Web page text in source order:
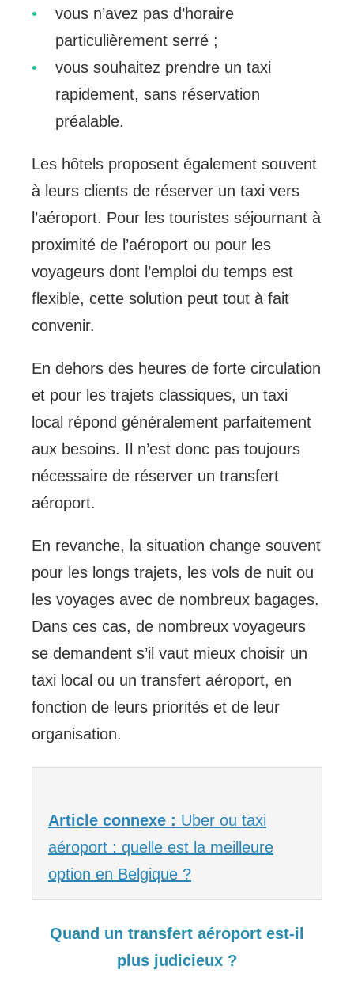
vous n’avez pas d’horaire
particulièrement serré ;
vous souhaitez prendre un taxi
rapidement, sans réservation
préalable.
Les hôtels proposent également souvent
à leurs clients de réserver un taxi vers
l’aéroport. Pour les touristes séjournant à
proximité de l’aéroport ou pour les
voyageurs dont l’emploi du temps est
flexible, cette solution peut tout à fait
convenir.
En dehors des heures de forte circulation
et pour les trajets classiques, un taxi
local répond généralement parfaitement
aux besoins. Il n’est donc pas toujours
nécessaire de réserver un transfert
aéroport.
En revanche, la situation change souvent
pour les longs trajets, les vols de nuit ou
les voyages avec de nombreux bagages.
Dans ces cas, de nombreux voyageurs
se demandent s’il vaut mieux choisir un
taxi local ou un transfert aéroport, en
fonction de leurs priorités et de leur
organisation.
Article connexe : Uber ou taxi
aéroport : quelle est la meilleure
option en Belgique ?
Quand un transfert aéroport est-il
plus judicieux ?